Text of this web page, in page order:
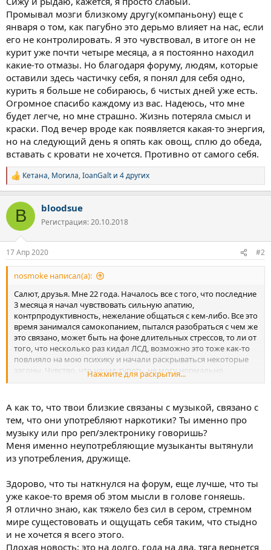
Промывал мозги близкому другу(компаньону) еще с
января о том, как пагубно это дерьмо влияет на нас, если
его не контролировать. Я это чувствовал, в итоге он не
курит уже почти четыре месяца, а я постоянно находил
какие-то отмазы. Но благодаря форуму, людям, которые
оставили здесь частичку себя, я понял для себя одно,
курить я больше не собираюсь, 6 чистых дней уже есть.
Огромное спасибо каждому из вас. Надеюсь, что мне
будет легче, но мне страшно. Жизнь потеряла смысл и
краски. Под вечер вроде как появляется какая-то энергия,
но на следующий день я опять как овощ, сплю до обеда,
вставать с кровати не хочется. Противно от самого себя.
Р
е
к
и
Кетана, Могила,IoanGalt и 4 других
B bloodsue
Регистрация: 20.10.2018
17 Апр 2020 #2
nosmoke написал(а):
Салют, друзья. Мне 22 года. Началось все с того, что последние
3 месяца я начал чувствовать сильную апатию,
контрпродуктивность, нежелание общаться с кем-либо. Все это
время занимался самокопанием, пытался разобраться с чем же
это связано, может быть на фоне длительных стрессов, то ли от
того, что несколько раз кидал ЛСД, возможно это тоже как-то
повлияло на мою психику и начали раскрываться некоторые
загоны. Чувство, что начал тупеть, не могу нормально
формулировать свои мысли, очень быстро забываю нужную
чувствую дискомфорт. Меня это, откровенно говоря, сильно
пугает... Раньше я был весьма коммуникабельным и всегда
мог найти общий язык с любым человеком.
В последнее время проскакивала мысль о том, что, возможно
весь трабл в стаффе? Позавчера мне посчастливилось
наткнуться на этот форум, взахлеб прочитал практически все
проблемы, даже полегче стало. Появились надежды, что еще
не все потеряно.
Курю я примерно 2,5 года. Мои близкие делают музыку и
соответственно тесно связаны со всей это темой, ну естественно
и я подтянулся. Последние полтора года курю практически
каждый день, редкие перерывы в 2-3 дня. Первое время было
очень даже круто. Расширение границ, куча креативных идей и
Нажмите для раскрытия...
А как то, что твои близкие связаны с музыкой, связано с
тем, что они употребляют наркотики? Ты именно про
музыку или про реп/электронику говоришь?
Меня именно неупотребляющие музыканты вытянули
из употребления, дружище.
Здорово, что ты наткнулся на форум, еще лучше, что ты
уже какое-то время об этом мысли в голове гоняешь.
Я отлично знаю, как тяжело без сил в сером, стремном
мире сущестововать и ощущать себя таким, что стыдно
и не хочется я всего этого.
Плохая новость: это на долго, года на два, тяга вернется